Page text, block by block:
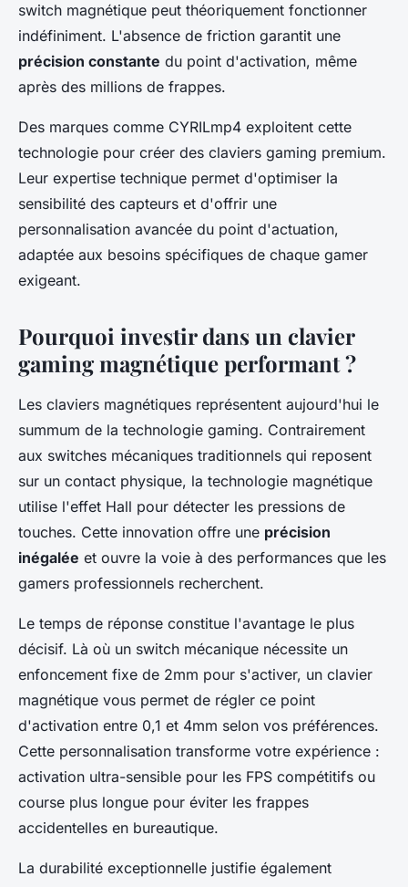
switch magnétique peut théoriquement fonctionner
indéfiniment. L'absence de friction garantit une
précision constante du point d'activation, même
après des millions de frappes.
Des marques comme CYRILmp4 exploitent cette
technologie pour créer des claviers gaming premium.
Leur expertise technique permet d'optimiser la
sensibilité des capteurs et d'offrir une
personnalisation avancée du point d'actuation,
adaptée aux besoins spécifiques de chaque gamer
exigeant.
Pourquoi investir dans un clavier
gaming magnétique performant ?
Les claviers magnétiques représentent aujourd'hui le
summum de la technologie gaming. Contrairement
aux switches mécaniques traditionnels qui reposent
sur un contact physique, la technologie magnétique
utilise l'effet Hall pour détecter les pressions de
touches. Cette innovation offre une précision
inégalée et ouvre la voie à des performances que les
gamers professionnels recherchent.
Le temps de réponse constitue l'avantage le plus
décisif. Là où un switch mécanique nécessite un
enfoncement fixe de 2mm pour s'activer, un clavier
magnétique vous permet de régler ce point
d'activation entre 0,1 et 4mm selon vos préférences.
Cette personnalisation transforme votre expérience :
activation ultra-sensible pour les FPS compétitifs ou
course plus longue pour éviter les frappes
accidentelles en bureautique.
La durabilité exceptionnelle justifie également